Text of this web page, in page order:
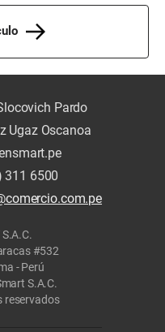
Pardo
Ugaz Oscanoa
311 6500
#532
- Perú
S.A.C.
reservados